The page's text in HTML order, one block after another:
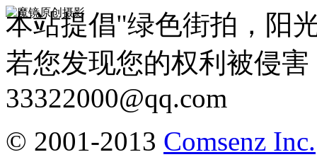
本站提倡"绿色街拍，阳
若您发现您的权利被侵
33322000@qq.com
© 2001-2013 Comsenz Inc.